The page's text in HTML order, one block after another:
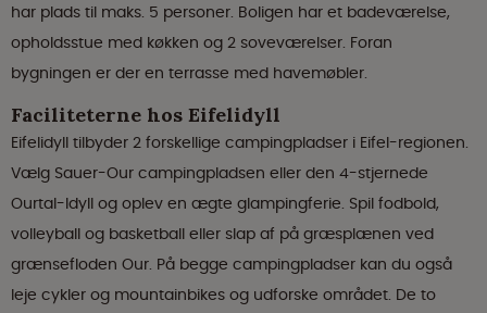
har plads til maks. 5 personer. Boligen har et badeværelse,
opholdsstue med køkken og 2 soveværelser. Foran
bygningen er der en terrasse med havemøbler.
Faciliteterne hos Eifelidyll
Eifelidyll tilbyder 2 forskellige campingpladser i Eifel-regionen.
Vælg Sauer-Our campingpladsen eller den 4-stjernede
Ourtal-Idyll og oplev en ægte glampingferie. Spil fodbold,
volleyball og basketball eller slap af på græsplænen ved
grænsefloden Our. På begge campingpladser kan du også
leje cykler og mountainbikes og udforske området. De to